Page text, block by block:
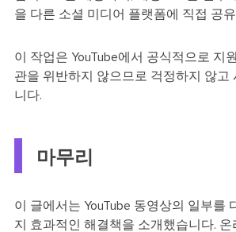
을 다른 소셜 미디어 플랫폼에 직접 공
이 작업은 YouTube에서 공식적으로 지
관을 위반하지 않으므로 걱정하지 않고
니다.
마무리
이 글에서는 YouTube 동영상의 일부를
지 효과적인 해결책을 소개했습니다. 온